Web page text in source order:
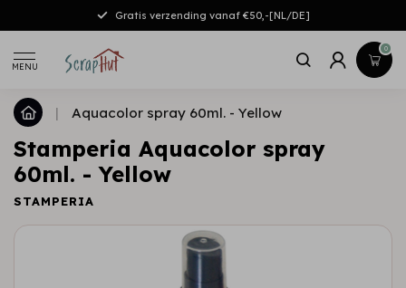
Gratis verzending vanaf €50,-[NL/DE]
MENU
0
| Aquacolor spray 60ml. - Yellow
Stamperia Aquacolor spray
60ml. - Yellow
STAMPERIA